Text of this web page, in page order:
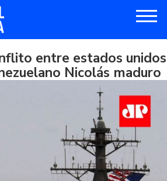
entre estados unidos
Nicolás maduro